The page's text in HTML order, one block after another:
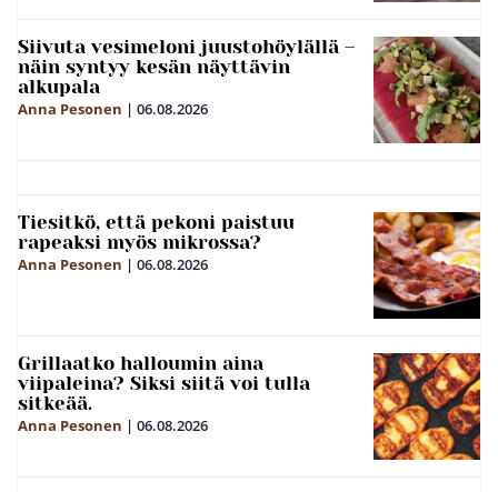
Siivuta vesimeloni juustohöylällä –
näin syntyy kesän näyttävin
alkupala
Anna Pesonen | 06.08.2026
Tiesitkö, että pekoni paistuu
rapeaksi myös mikrossa?
Anna Pesonen | 06.08.2026
Grillaatko halloumin aina
viipaleina? Siksi siitä voi tulla
sitkeää.
Anna Pesonen | 06.08.2026